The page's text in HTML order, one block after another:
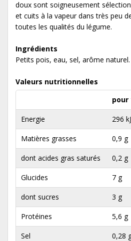
doux sont soigneusement
et cuits à la vapeur dans très peu
toutes les qualités du légume.
Ingrédients
Petits pois, eau, sel, arôme naturel.
Valeurs nutritionnelles
pour
Energie 296
Matières grasses 0,9 g
dont acides gras saturés 0,2 g
Glucides 7 g
dont sucres 3 g
Protéines 5,6 g
Sel 0,28